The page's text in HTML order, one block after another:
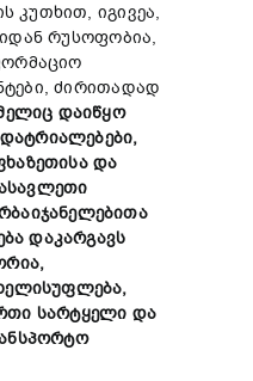
კუთხით, იგივეა,
რუსოფობია,
ძირითადად
დაიწყო
ები,
და
ი
დაკარგავს
,
ბა,
სარტყელი და